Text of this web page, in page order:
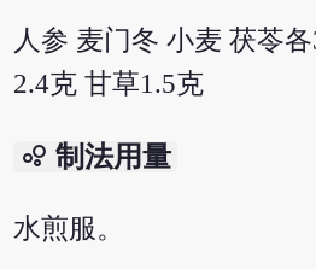
人参 麦门冬 小麦 茯苓
2.4克 甘草1.5克
bubble_chart 制法用量
水煎服。